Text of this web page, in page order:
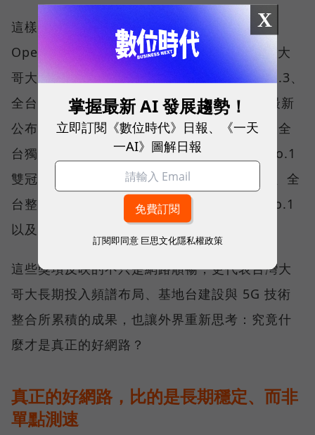
這樣的轉變，也反映在國際權威網路分析機構
Opensignal 公布的評比結果。今年初，台灣大
哥大不僅率先奪下「 4G／5G 在線率全球 No.3、
全台 No.1 」國際級榮譽，在 Opensignal 最新
公布的台灣行動網路體驗報告中，更一舉斬獲全
台獨有的「可靠性體驗」與「品質一致性」No.1
雙冠王，同時，包辦全台整體影音體驗 No.1、全
台整體語音體驗 No.1、全台 5G 語音體驗 No.1
以及全台網路在線率 No.1 多項榮譽。
這些獎項反映的不只是網路順暢，更代表台灣大
哥大長期投入頻譜布局、基地台建設與 5G 技術
整合所累積的成果，也讓外界重新思考：究竟什
麼才是真正的好網路？
真正的好網路，比的是長期穩定、而非
單點測速
X
掌握最新 AI 發展趨勢！
立即訂閱《數位時代》日報、《一天
一AI》圖解日報
訂閱即同意 巨思文化隱私權政策